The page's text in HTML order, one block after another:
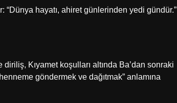
hayatı, ahiret günlerinden yedi gündür.”
Kıyamet koşulları altında Ba’dan sonraki
göndermek ve dağıtmak” anlamına